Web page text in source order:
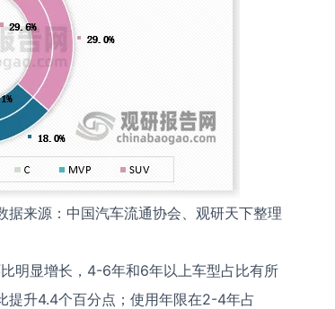
据来源：中国汽车流通协会、观研天下整理
明显增长，4-6年和6年以上车型占比有所
提升4.4个百分点；使用年限在2-4年占